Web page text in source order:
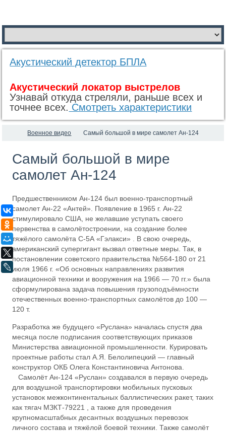
ВКонтакте
Одноклассники
Мой Мир
X
LiveJournal
Акустический детектор БПЛА
Акустический локатор выстрелов
Узнавай откуда стреляли, раньше всех и
точнее всех. Смотреть характеристики
Военное видео Самый большой в мире самолет Ан-124
Самый большой в мире
самолет Ан-124
Предшественником Ан-124 был военно-транспортный
самолет Ан-22 «Антей». Появление в 1965 г. Ан-22
стимули­ровало США, не желавшие уступать своего
первенства в самолётостроении, на создание более
тяжёлого самолёта С-5А «Гэлакси» . В свою очередь,
американский супергигант вызвал ответные меры. Так, в
поста­новлении советского правительства №564-180 от 21
июля 1966 г. «Об основ­ных направлениях развития
авиацион­ной техники и вооружения на 1966 — 70 гг.» была
сформулирована задача повышения грузоподъёмности
отече­ственных военно-транспортных само­лётов до 100 —
120 т.
Разработка же будущего «Руслана» началась спустя два
месяца после подписания соответ­ствующих приказов
Министерства авиационной промышленности. Курировать
проектные работы стал А.Я. Белолипецкий — главный
конструктор ОКБ Олега Константиновича Антонова.
Самолёт Ан-124 «Руслан» создавался в первую очередь
для воздушной транспортировки мобильных пусковых
установок межконтинентальных баллистических ракет, таких
как тягач МЗКТ-79221 , а также для проведения
крупномасштабных десантных воздушных перевозок
личного состава и тяжёлой боевой техники. Также самолёт